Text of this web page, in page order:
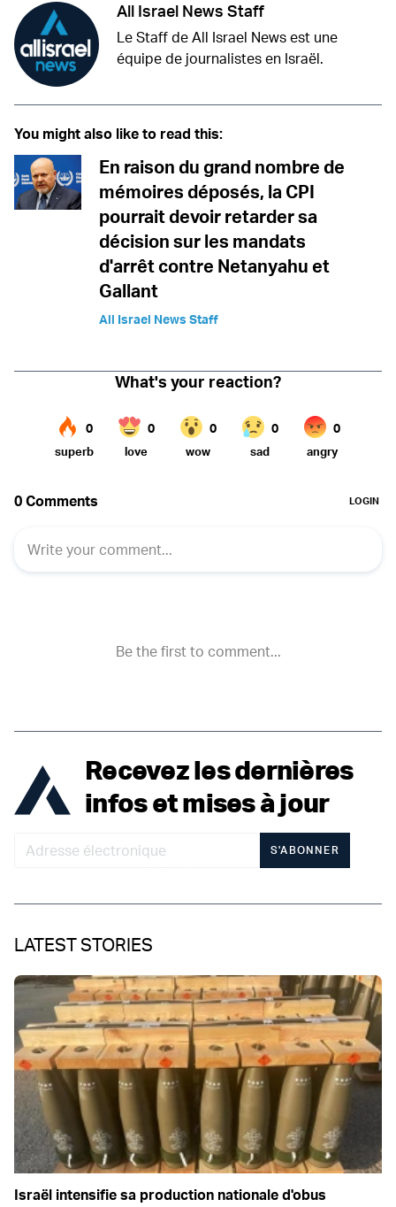
All Israel News Staff
Le Staff de All Israel News est une
équipe de journalistes en Israël.
You might also like to read this:
En raison du grand nombre de
mémoires déposés, la CPI
pourrait devoir retarder sa
décision sur les mandats
d'arrêt contre Netanyahu et
Gallant
All Israel News Staff
Recevez les dernières
infos et mises à jour
S'ABONNER
LATEST STORIES
Israël intensifie sa production nationale d'obus